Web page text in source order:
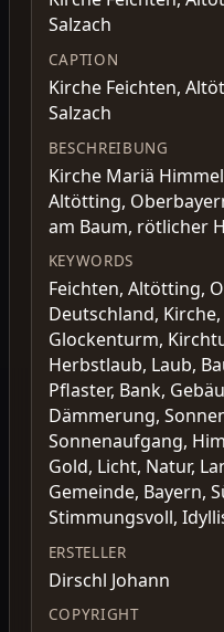
Salzach
CAPTION
Kirche Feichten,
Salzach
BESCHREIBUNG
Kirche Mariä
Altötting,
am Baum, rötlicher
KEYWORDS
Feichten, Altötting,
Deutschland,
Glockenturm,
Herbstlaub, Laub,
Pflaster, Bank,
Dämmerung,
Sonnenaufgang,
Gold, Licht, Natur,
Gemeinde, Bayern,
Stimmungsvoll,
ERSTELLER
Dirschl Johann
COPYRIGHT